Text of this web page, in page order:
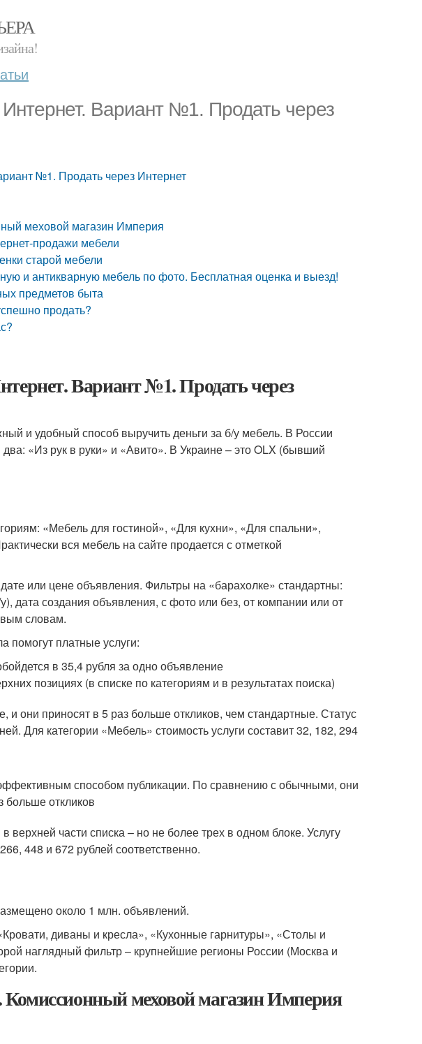
Интернет. Вариант №1. Продать через
№1. Продать через Интернет
меховой магазин Империя
продажи мебели
старой мебели
и антикварную мебель по фото. Бесплатная оценка и выезд!
предметов быта
продать?
Вариант №1. Продать через
и удобный способ выручить деньги за б/у мебель. В России
«Из рук в руки» и «Авито». В Украине – это OLX (бывший
«Мебель для гостиной», «Для кухни», «Для спальни»,
вся мебель на сайте продается с отметкой
или цене объявления. Фильтры на «барахолке» стандартны:
дата создания объявления, с фото или без, от компании или от
словам.
помогут платные услуги:
в 35,4 рубля за одно объявление
позициях (в списке по категориям и в результатах поиска)
и они приносят в 5 раз больше откликов, чем стандартные. Статус
Для категории «Мебель» стоимость услуги составит 32, 182, 294
способом публикации. По сравнению с обычными, они
больше откликов
верхней части списка – но не более трех в одном блоке. Услугу
448 и 672 рублей соответственно.
около 1 млн. объявлений.
диваны и кресла», «Кухонные гарнитуры», «Столы и
наглядный фильтр – крупнейшие регионы России (Москва и
Комиссионный меховой магазин Империя